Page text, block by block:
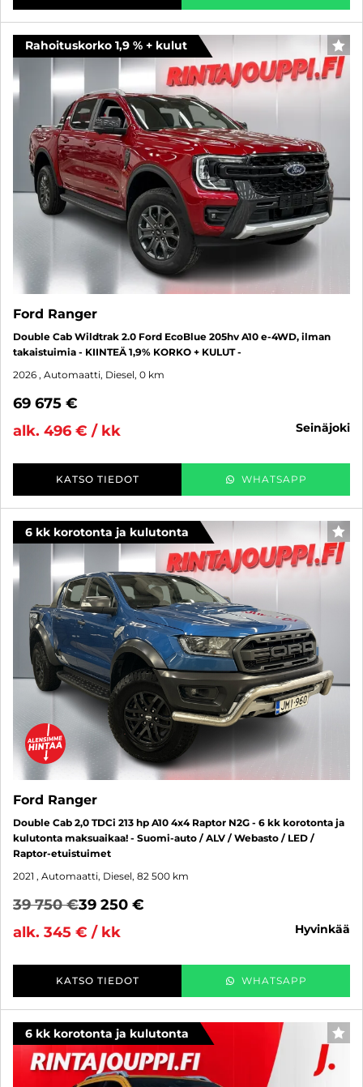
Rahoituskorko 1,9 % + kulut
Ford Ranger
Double Cab Wildtrak 2.0 Ford EcoBlue 205hv A10 e-4WD, ilman
takaistuimia - KIINTEÄ 1,9% KORKO + KULUT -
2026 , Automaatti, Diesel, 0 km
69 675 €
alk. 496 € / kk
seinäjoki
KATSO TIEDOT WHATSAPP
6 kk korotonta ja kulutonta
Ford Ranger
Double Cab 2,0 TDCi 213 hp A10 4x4 Raptor N2G - 6 kk korotonta ja
kulutonta maksuaikaa! - Suomi-auto / ALV / Webasto / LED /
Raptor-etuistuimet
2021 , Automaatti, Diesel, 82 500 km
39 750 €39 250 €
alk. 345 € / kk
hyvinkää
KATSO TIEDOT WHATSAPP
6 kk korotonta ja kulutonta